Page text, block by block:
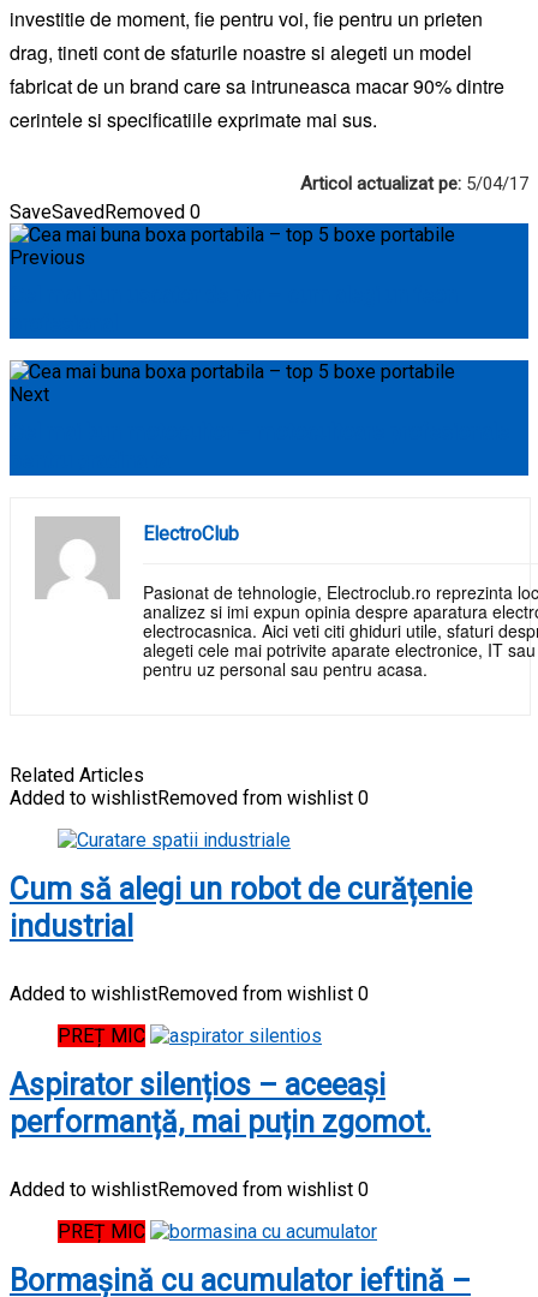
investitie de moment, fie pentru voi, fie pentru un prieten
drag, tineti cont de sfaturile noastre si alegeti un model
fabricat de un brand care sa intruneasca macar 90% dintre
cerintele si specificatiile exprimate mai sus.
Articol actualizat pe: 5/04/17
SaveSavedRemoved 0
Previous
Next
ElectroClub
Pasionat de tehnologie, Electroclub.ro reprezinta
analizez si imi expun opinia despre aparatura
electrocasnica. Aici veti citi ghiduri utile, sfaturi
alegeti cele mai potrivite aparate electronice, IT
pentru uz personal sau pentru acasa.
Related Articles
Added to wishlistRemoved from wishlist 0
Cum să alegi un robot de curățenie
industrial
Added to wishlistRemoved from wishlist 0
PREȚ MIC
Aspirator silențios – aceeași
performanță, mai puțin zgomot.
Added to wishlistRemoved from wishlist 0
PREȚ MIC
Bormașină cu acumulator ieftină –